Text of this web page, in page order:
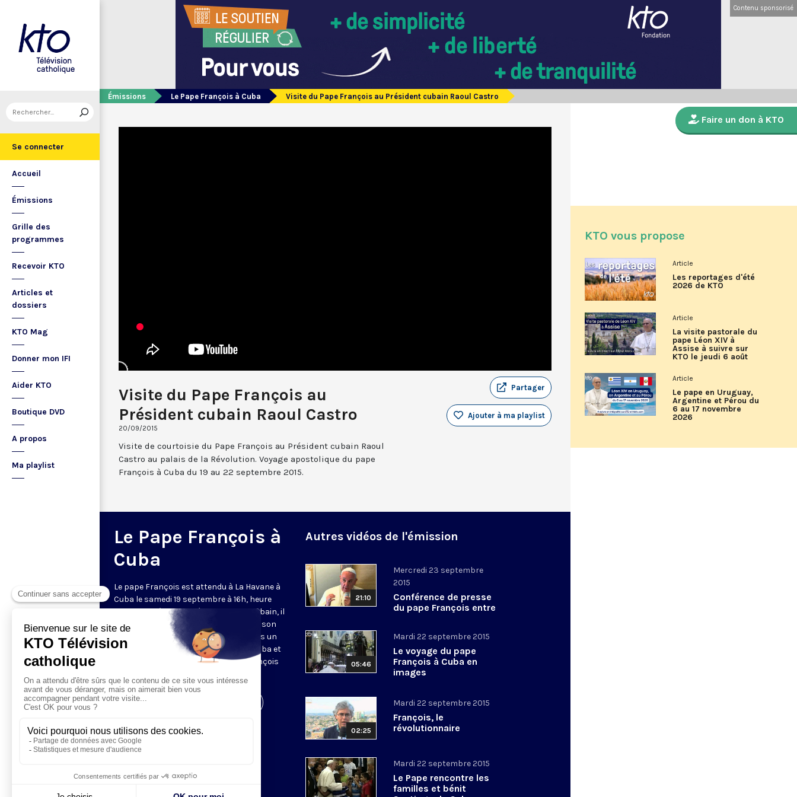
Se connecter
Accueil
Émissions
Grille des
programmes
Recevoir KTO
Articles et
dossiers
KTO Mag
Donner mon IFI
Aider KTO
Boutique DVD
A propos
Ma playlist
Contenu sponsorisé
Émissions Le Pape François à Cuba Visite du Pape François au Président cubain Raoul Castro
Visite du Pape François au
Président cubain Raoul Castro
20/09/2015
Partager
Ajouter à ma playlist
Visite de courtoisie du Pape François au Président cubain Raoul
Castro au palais de la Révolution. Voyage apostolique du pape
François à Cuba du 19 au 22 septembre 2015.
Le Pape François à
Cuba
Le pape François est attendu à La Havane à
Cuba le samedi 19 septembre à 16h, heure
locale.Troisième pape à fouler le sol cubain, il
prononcera son premier discours dès son
arrivée. Cette visite intervient peu après un
dégel diplomatique historique entre Cuba et
les États-Unis pour lequel le pape François
Visiter la page de l'émission
Autres vidéos de l'émission
21:10
Mercredi 23 septembre
2015
Conférence de presse
du pape François entre
05:46
Mardi 22 septembre 2015
Le voyage du pape
François à Cuba en
images
02:25
Mardi 22 septembre 2015
François, le
révolutionnaire
Mardi 22 septembre 2015
Le Pape rencontre les
familles et bénit
Faire un don à KTO
KTO vous propose
Article
Les reportages d'été
2026 de KTO
Article
La visite pastorale du
pape Léon XIV à
Assise à suivre sur
KTO le jeudi 6 août
Article
Le pape en Uruguay,
Argentine et Pérou du
6 au 17 novembre
2026